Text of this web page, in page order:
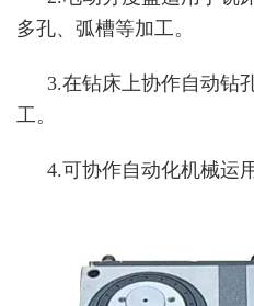
多孔、弧槽等加工。
3.在钻床上协作自动钻
工。
4.可协作自动化机械运用